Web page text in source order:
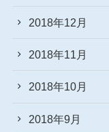
2018年12月
2018年11月
2018年10月
2018年9月